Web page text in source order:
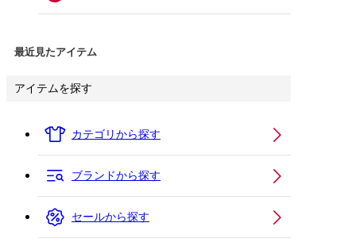
最近見たアイテム
アイテムを探す
カテゴリから探す
ブランドから探す
セールから探す